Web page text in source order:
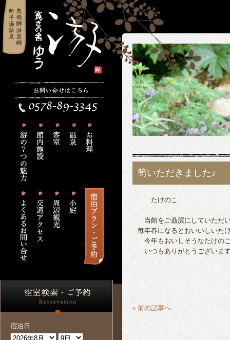
宿泊日
筍いただきました♪
たけのこ
当館をご贔屓にしていただ
毎年春になるとおいいしいた
今年もおいしそうなたけの
いつもありがとうございま
« 前の記事へ